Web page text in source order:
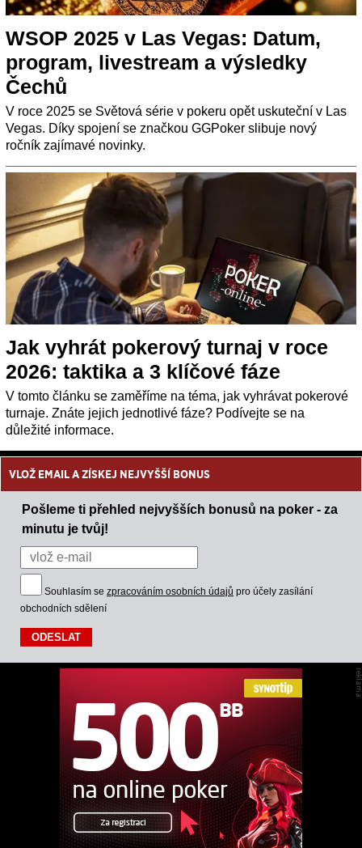
WSOP 2025 v Las Vegas: Datum,
program, livestream a výsledky
Čechů
V roce 2025 se Světová série v pokeru opět uskuteční v Las
Vegas. Díky spojení se značkou GGPoker slibuje nový
ročník zajímavé novinky.
Jak vyhrát pokerový turnaj v roce
2026: taktika a 3 klíčové fáze
V tomto článku se zaměříme na téma, jak vyhrávat pokerové
turnaje. Znáte jejich jednotlivé fáze? Podívejte se na
důležité informace.
VLOŽ EMAIL A ZÍSKEJ NEJVYŠŠÍ BONUS
Pošleme ti přehled nejvyšších bonusů na poker - za
minutu je tvůj!
Souhlasím se zpracováním osobních údajů pro účely zasílání
obchodních sdělení